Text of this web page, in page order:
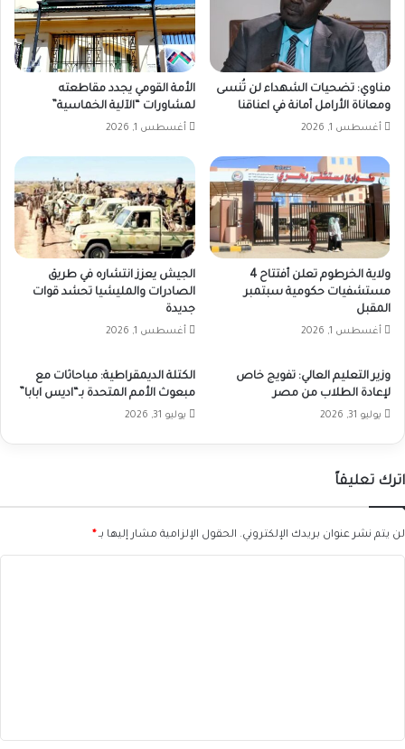
مناوي: تضحيات الشهداء لن تُنسى
ومعاناة الأرامل أمانة في اعناقنا
أغسطس 1, 2026
الأمة القومي يجدد مقاطعته
لمشاورات “الآلية الخماسية”
أغسطس 1, 2026
ولاية الخرطوم تعلن أفتتاح 4
مستشفيات حكومية سبتمبر
المقبل
أغسطس 1, 2026
الجيش يعزز انتشاره في طريق
الصادرات والمليشيا تحشد قوات
جديدة
أغسطس 1, 2026
وزير التعليم العالي: تفويج خاص
لإعادة الطلاب من مصر
يوليو 31, 2026
الكتلة الديمقراطية: مباحاثات مع
مبعوث الأمم المتحدة بـ“اديس ابابا”
يوليو 31, 2026
اترك تعليقاً
لن يتم نشر عنوان بريدك الإلكتروني. الحقول الإلزامية مشار إليها بـ*